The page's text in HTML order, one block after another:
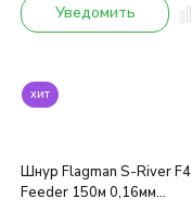
Уведомить
хит
Шнур Flagman S-River F4
Feeder 150м 0,16мм